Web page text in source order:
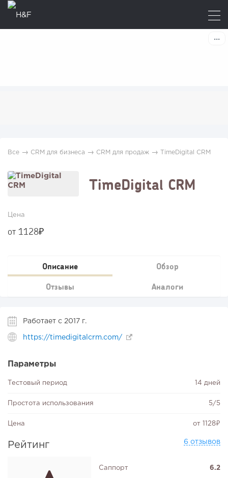
Все → CRM для бизнеса → CRM для продаж → TimeDigital CRM
TimeDigital CRM
Цена
от 1128₽
Описание Обзор
Отзывы Аналоги
Работает с 2017 г.
https://timedigitalcrm.com/
Параметры
Тестовый период 14 дней
Простота использования 5/5
Цена от 1128₽
Рейтинг 6 отзывов
Саппорт 6.2